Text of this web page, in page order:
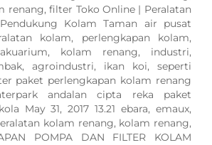
renang, filter Toko Online | Peralatan
Kolam Taman air pusat
kolam, perlengkapan kolam,
kolam renang, industri,
agroindustri, ikan koi, seperti
paket perlengkapan kolam renang
andalan cipta reka paket
May 31, 2017 13.21 ebara, emaux,
kolam renang, kolam renang,
POMPA DAN FILTER KOLAM